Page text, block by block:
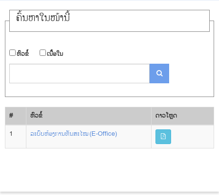
e
a
i
g
a
i
o
ຄົ້ນ​ຫາ​ໃນ​ໜ້ານີ້
​ຫົວ​ຂໍ້ ​ເນື້ອ​ໃນ
# ​ຫົວ​ຂໍ້
ດາວ​ໂຫຼດ
1
ລະບົບຫ້ອງການທັນສະໄໝ (E-Office)